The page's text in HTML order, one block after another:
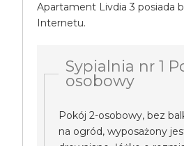
Apartament Livdia 3 posiada
Internetu.
Sypialnia nr 1
osobowy
Pokój 2-osobowy, bez
na ogród, wyposażony